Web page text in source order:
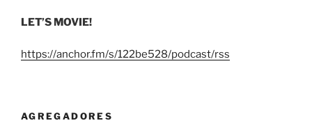
LET’S MOVIE!
https://anchor.fm/s/122be528/podcast/rss
AGREGADORES